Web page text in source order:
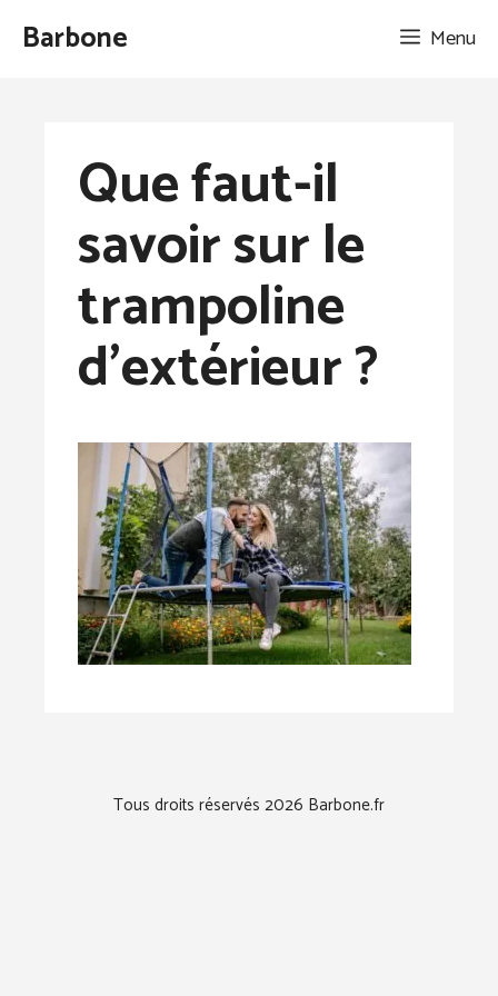
AllerBarbone Menu
Que faut-il
savoir sur le
trampoline
d’extérieur ?
Tous droits réservés 2026 Barbone.fr